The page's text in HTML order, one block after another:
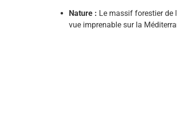
Nature : Le massif forestier de
vue imprenable sur la